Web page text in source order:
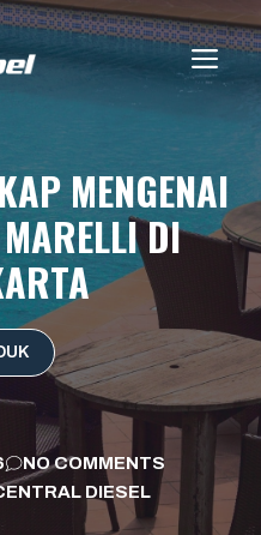
MENGENAI
DI
NO COMMENTS
DIESEL